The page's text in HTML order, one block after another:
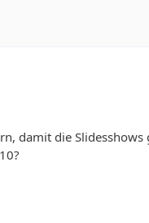
damit die